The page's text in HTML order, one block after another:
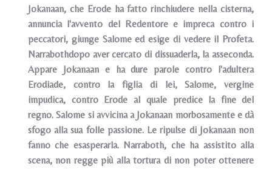
Jokanaan, che Erode ha fatto rinchiudere nella cisterna,
annuncia l'avvento del Redentore e impreca contro i
peccatori, giunge Salome ed esige di vedere il Profeta.
Narrabothdopo aver cercato di dissuaderla, la asseconda.
Appare Jokanaan e ha dure parole contro l'adultera
Erodiade, contro la figlia di lei, Salome, vergine
impudica, contro Erode aI quale predice la fine del
regno. Salome si avvicina a Jokanaan morbosamente e dà
sfogo alla sua folle passione. Le ripulse di Jokanaan non
fanno che esasperarla. Narraboth, che ha assistito alla
scena, non regge più alla tortura di non poter ottenere